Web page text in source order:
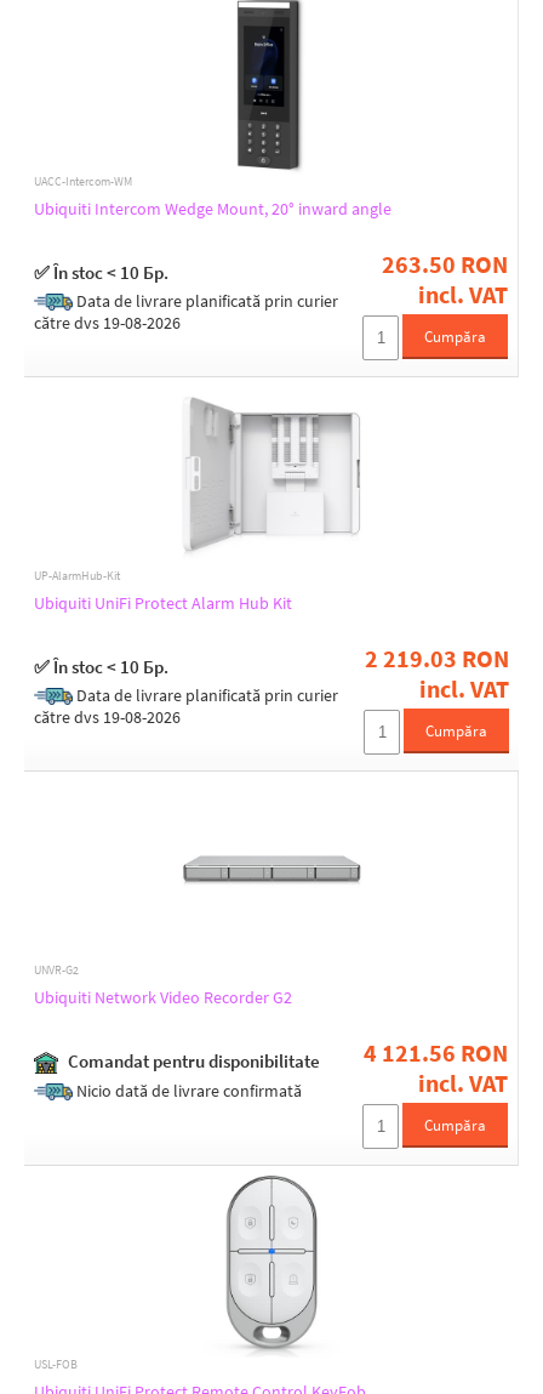
UACC-Intercom-WM
Ubiquiti Intercom Wedge Mount, 20° inward angle
✅ În stoc < 10 Бр.
Data de livrare planificată prin curier
către dvs 19-08-2026
263.50 RON
incl. VAT
Cumpăra
UP-AlarmHub-Kit
Ubiquiti UniFi Protect Alarm Hub Kit
✅ În stoc < 10 Бр.
Data de livrare planificată prin curier
către dvs 19-08-2026
2 219.03 RON
incl. VAT
Cumpăra
UNVR-G2
Ubiquiti Network Video Recorder G2
Comandat pentru disponibilitate
Nicio dată de livrare confirmată
4 121.56 RON
incl. VAT
Cumpăra
USL-FOB